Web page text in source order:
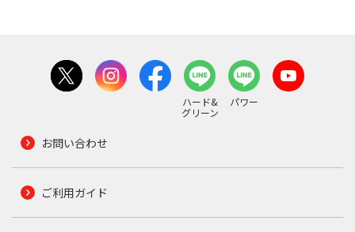
ハード&
グリーン
パワー
お問い合わせ
ご利用ガイド